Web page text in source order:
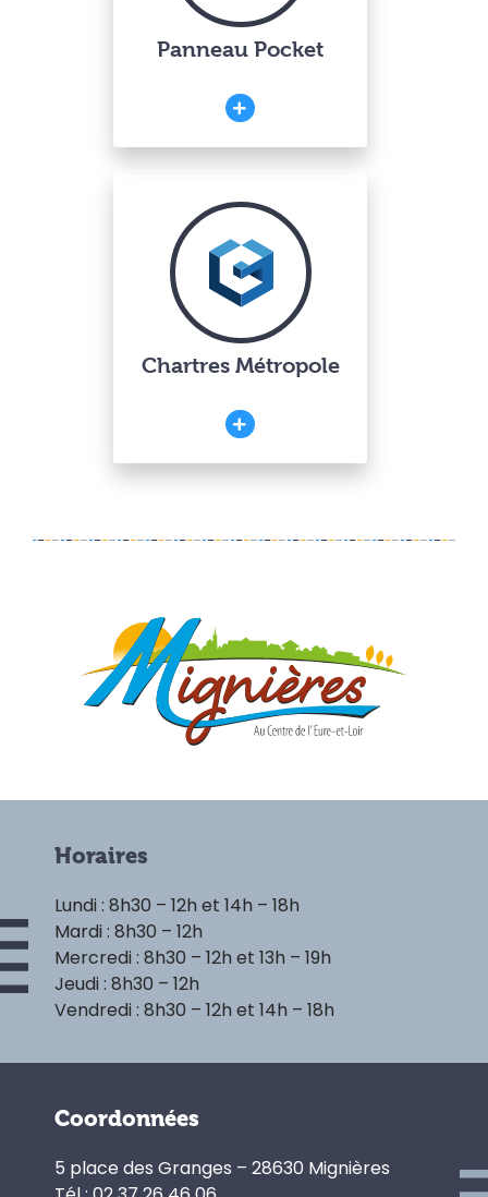
Panneau Pocket
Chartres Métropole
Horaires
Lundi : 8h30 – 12h et 14h – 18h
Mardi : 8h30 – 12h
Mercredi : 8h30 – 12h et 13h – 19h
Jeudi : 8h30 – 12h
Vendredi : 8h30 – 12h et 14h – 18h
Coordonnées
5 place des Granges – 28630 Mignières